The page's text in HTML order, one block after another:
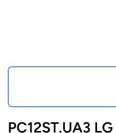
PC12ST.UA3